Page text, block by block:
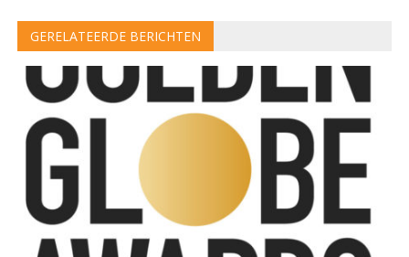
GERELATEERDE BERICHTEN